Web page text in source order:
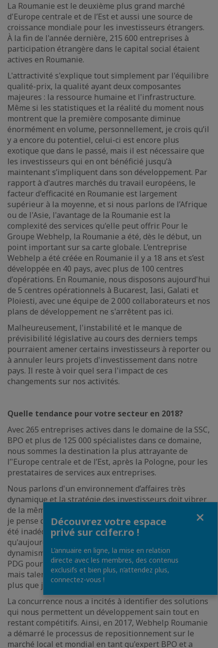
La Roumanie est le deuxième plus grand marché
d'Europe centrale et de l’Est et aussi une source de
croissance mondiale pour les investisseurs étrangers.
À la fin de l'année dernière, 215 600 entreprises à
participation étrangère dans le capital social étaient
actives en Roumanie.
L'attractivité s'explique tout simplement par l'équilibre
qualité-prix, la qualité ayant deux composantes
majeures : la ressource humaine et l'infrastructure.
Même si les statistiques et la réalité du moment nous
montrent que la première composante diminue
énormément en volume, personnellement, je crois qu’il
y a encore du potentiel, celui-ci est encore plus
exotique que dans le passé, mais il est nécessaire que
les investisseurs qui en ont bénéficié jusqu'à
maintenant s’impliquent dans son développement. Par
rapport à d'autres marchés du travail européens, le
facteur d'efficacité en Roumanie est largement
supérieur à la moyenne, et si nous parlons de l’Afrique
ou de l'Asie, l'avantage de la Roumanie est la
complexité des services qu'elle peut offrir. Pour le
Groupe Webhelp, la Roumanie a été, dès le début, un
point important sur sa carte globale. L’entreprise
Webhelp a été créée en Roumanie il y a 18 ans et s’est
développée en 40 pays, avec plus de 100 centres
d'opérations. En Roumanie, nous disposons aujourd'hui
de 5 centres opérationnels à Bucarest, Iasi, Galati et
Ploiesti, avec une équipe de 2 000 collaborateurs et nos
plans de développement ne s'arrêtent pas ici.
Malheureusement, l'instabilité et le manque de
prévisibilité législative au cours des derniers temps
pourraient amener certains investisseurs à reporter ou
à annuler leurs projets d'investissement dans notre
pays. Il reste à voir quel sera l'impact de ces
changements sur nos activités.
Quelle tendance pour votre secteur en 2018?
Avec 265 entreprises actives dans le domaine de la SSC,
BPO et plus de 125 000 spécialistes dans ce domaine,
nous sommes la destination la plus attrayante de
l’'Europe centrale et de l’Est, après la Pologne, pour les
prestataires de services aux entreprises.
Nous parlons d'un environnement d’affaires très
dynamique et la stratégie des investisseurs doit vibrer
de la même manière. Sur une note un peu personnelle,
je pense que, il y a quelques années, mon profil aurait
été inadéquat pour le poste de CEO, alors
qu'aujourd'hui c'est un avantage en termes de
dynamisme et de mobilité internationale. Demain, le
PDG pourrait être un jeune homme inexpérimenté
mais talentueux dans l'IA. La gestion doit être adaptée,
plus que jamais, à la réalité des affaires.
La concurrence nous a incités à identifier des solutions
qui nous permettent un développement sain tout en
restant compétitifs. Ainsi, en 2017, Webhelp Roumanie
a démarré le processus de repositionnement sur le
marché local et mondial en tant qu'expert BPO et a
Découvrez votre espace
privé sur ccifer.ro !
L’annuaire en ligne, la mise en relation
directe avec les membres, des contenus
exclusifs et bien plus, n’attendez plus,
connectez-vous !